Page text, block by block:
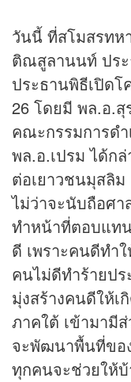
วันนี้ ที่สโมสรทห
ติณสูลานนท์ ประ
ประธานพิธีเปิดโ
26 โดยมี พล.อ.
คณะกรรมการด
พล.อ.เปรม ได้ก
ต่อเยาวชนมุสลิม
ไม่ว่าจะนับถือศ
ทำหน้าที่ตอบแท
ดี เพราะคนดีทำ
คนไม่ดีทำร้ายปร
มุ่งสร้างคนดีให้
ภาคใต้ เข้ามามี
จะพัฒนาพื้นที่ขอ
ทุกคนจะช่วยให้